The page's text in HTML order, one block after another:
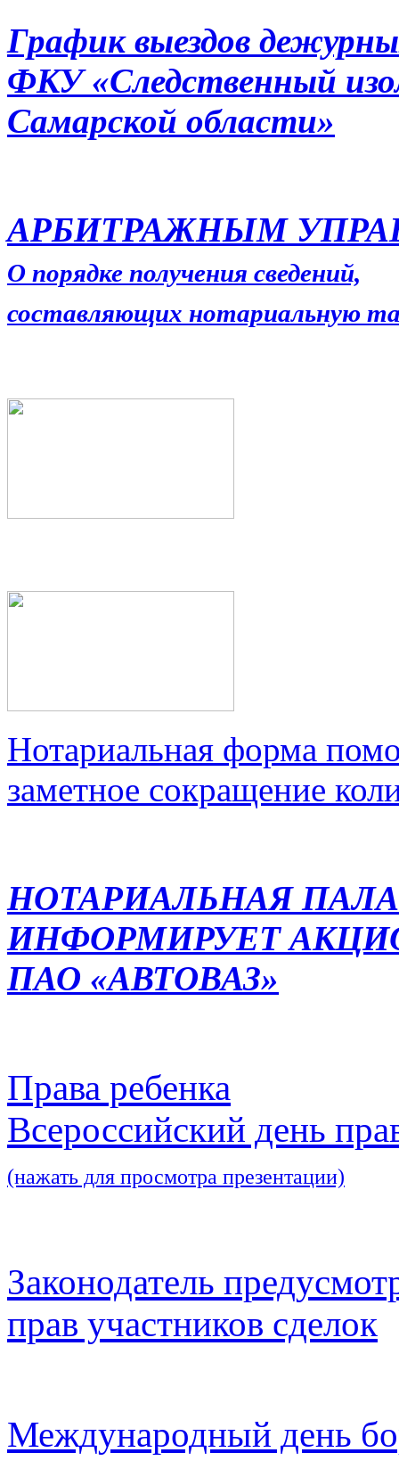
График выездов
ФКУ «Следственный
Самарской области»
АРБИТРАЖНЫМ
О порядке получения сведений,
составляющих нотариальную
Нотариальная форма
заметное сокращение
НОТАРИАЛЬНАЯ
ИНФОРМИРУЕТ
ПАО «АВТОВАЗ»
Права ребенка
Всероссийский день
(нажать для просмотра презентации)
Законодатель
прав участников сделок
Международный день